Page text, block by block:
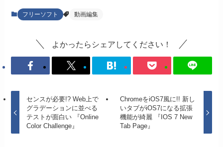
フリーソフト 動画編集
よかったらシェアしてください！
センスが必要!? Web上で
グラデーションに並べる
テストが面白い 『Online
Color Challenge』
ChromeをiOS7風に!! 新し
いタブがiOS7になる拡張
機能が綺麗 『IOS 7 New
Tab Page』